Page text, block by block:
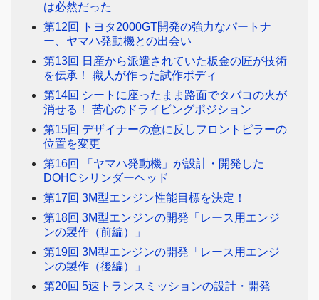
は必然だった
第12回 トヨタ2000GT開発の強力なパートナ
ー、ヤマハ発動機との出会い
第13回 日産から派遣されていた板金の匠が技術
を伝承！ 職人が作った試作ボディ
第14回 シートに座ったまま路面でタバコの火が
消せる！ 苦心のドライビングポジション
第15回 デザイナーの意に反しフロントピラーの
位置を変更
第16回 「ヤマハ発動機」が設計・開発した
DOHCシリンダーヘッド
第17回 3M型エンジン性能目標を決定！
第18回 3M型エンジンの開発「レース用エンジ
ンの製作（前編）」
第19回 3M型エンジンの開発「レース用エンジ
ンの製作（後編）」
第20回 5速トランスミッションの設計・開発